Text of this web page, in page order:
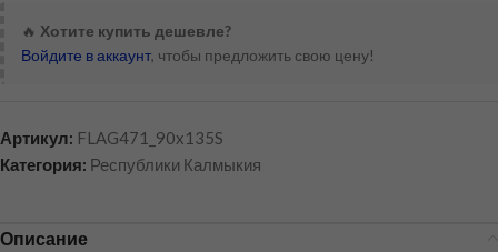
🔥 Хотите купить дешевле?
Войдите в аккаунт, чтобы предложить свою цену!
Артикул: FLAG471_90x135S
Категория: Республики Калмыкия
Описание